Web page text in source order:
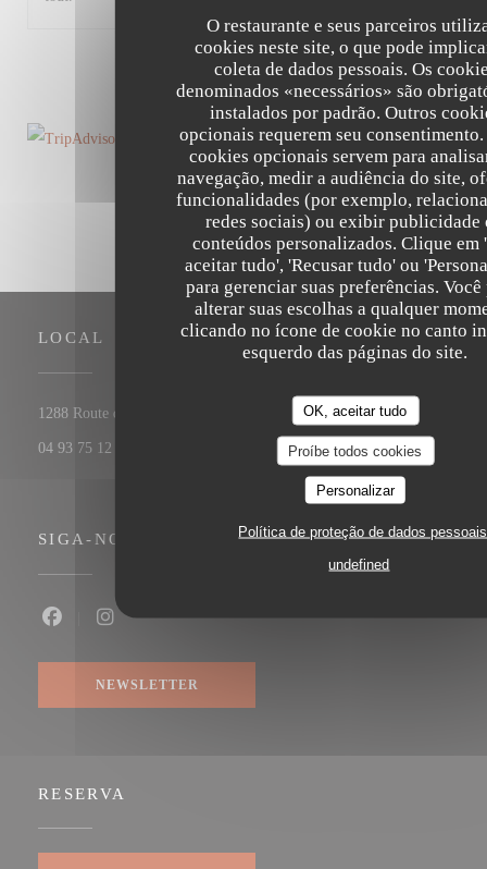
O restaurante e seus parceiros
cookies neste site, o que pode
coleta de dados pessoais. Os
denominados «necessários» são
instalados por padrão. Outros
opcionais requerem seu consentimento.
cookies opcionais servem para
navegação, medir a audiência do site,
funcionalidades (por exemplo,
redes sociais) ou exibir publicidade
conteúdos personalizados. Clique em
aceitar tudo', 'Recusar tudo' ou
para gerenciar suas preferências. Você
alterar suas escolhas a qualquer
clicando no ícone de cookie no canto
esquerdo das páginas do site.
OK, aceitar tudo
Proíbe todos cookies
Personalizar
Política de proteção de dados pessoais
undefined
1 2 3
LOCAL
1288 Route de Cannes 06560 Valbonne ((abre numa nova janela))
04 93 75 12 56
SIGA-NOS
NEWSLETTER
RESERVA